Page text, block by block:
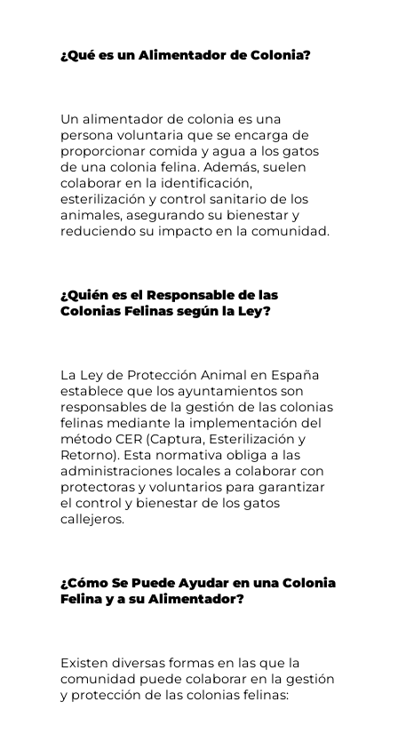
¿Qué es un Alimentador de Colonia?
Un alimentador de colonia es una
persona voluntaria que se encarga de
proporcionar comida y agua a los gatos
de una colonia felina. Además, suelen
colaborar en la identificación,
esterilización y control sanitario de los
animales, asegurando su bienestar y
reduciendo su impacto en la comunidad.
¿Quién es el Responsable de las
Colonias Felinas según la Ley?
La Ley de Protección Animal en España
establece que los ayuntamientos son
responsables de la gestión de las colonias
felinas mediante la implementación del
método CER (Captura, Esterilización y
Retorno). Esta normativa obliga a las
administraciones locales a colaborar con
protectoras y voluntarios para garantizar
el control y bienestar de los gatos
callejeros.
¿Cómo Se Puede Ayudar en una Colonia
Felina y a su Alimentador?
Existen diversas formas en las que la
comunidad puede colaborar en la gestión
y protección de las colonias felinas: